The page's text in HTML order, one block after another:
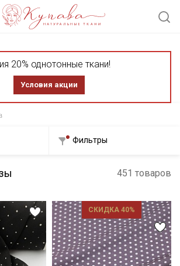
20% однотонные ткани!
Условия акции
Фильтры
451 товаров
СКИДКА 40%